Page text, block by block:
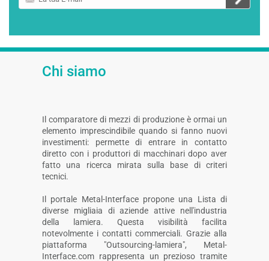
tua
Chi siamo
Il comparatore di mezzi di produzione è ormai un
elemento imprescindibile quando si fanno nuovi
investimenti: permette di entrare in contatto
diretto con i produttori di macchinari dopo aver
fatto una ricerca mirata sulla base di criteri
tecnici.
Il portale Metal-Interface propone una Lista di
diverse migliaia di aziende attive nell'industria
della lamiera. Questa visibilità facilita
notevolmente i contatti commerciali. Grazie alla
piattaforma "Outsourcing-lamiera", Metal-
Interface.com rappresenta un prezioso tramite